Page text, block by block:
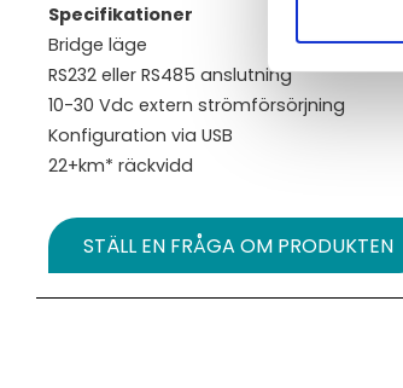
Specifikationer
Bridge läge
RS232 eller RS485 anslutning
10-30 Vdc extern strömförsörjning
Konfiguration via USB
22+km* räckvidd
STÄLL EN FRÅGA OM PRODUKTEN